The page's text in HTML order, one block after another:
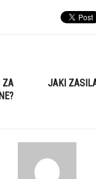
ZA
JAKI